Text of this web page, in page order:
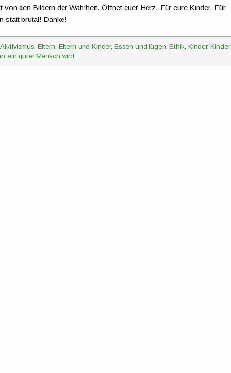
von den Bildern der Wahrheit. Öffnet euer Herz. Für eure Kinder. Für
statt brutal! Danke!
Alktivismus,Eltern,Eltern und Kinder,Essen und lügen,Ethik,Kinder,Kinder
ein guter Mensch wird